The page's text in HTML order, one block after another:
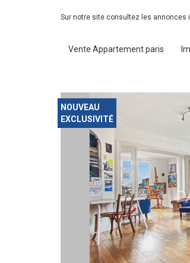
Sur notre site consultez les annonces
Vente Appartement paris
NOUVEAU
EXCLUSIVITÉ